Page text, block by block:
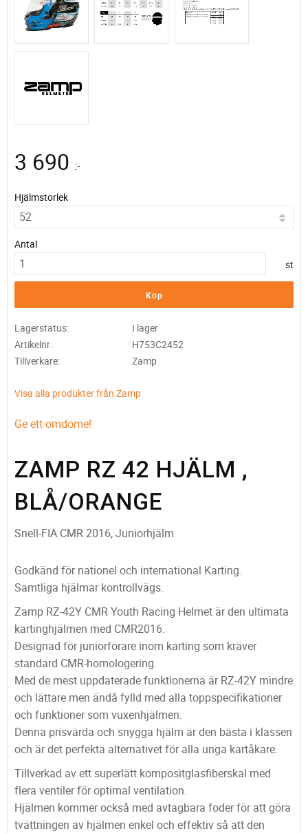
3 690 :-
Hjälmstorlek
Antal
st
Köp
Lagerstatus
I lager
Artikelnr
H753C2452
Tillverkare
Zamp
Visa alla produkter från Zamp
Ge ett omdöme!
ZAMP RZ 42 HJÄLM ,
BLÅ/ORANGE
Snell-FIA CMR 2016, Juniorhjälm
Godkänd för nationel och international Karting.
Samtliga hjälmar kontrollvägs.
Zamp RZ-42Y CMR Youth Racing Helmet är den ultimata
kartinghjälmen med CMR2016.
Designad för juniorförare inom karting som kräver
standard CMR-homologering.
Med de mest uppdaterade funktionerna är RZ-42Y mindre
och lättare men ändå fylld med alla toppspecifikationer
och funktioner som vuxenhjälmen.
Denna prisvärda och snygga hjälm är den bästa i klassen
och är det perfekta alternativet för alla unga kartåkare.
Tillverkad av ett superlätt kompositglasfiberskal med
flera ventiler för optimal ventilation.
Hjälmen kommer också med avtagbara foder för att göra
tvättningen av hjälmen enkel och effektiv så att den